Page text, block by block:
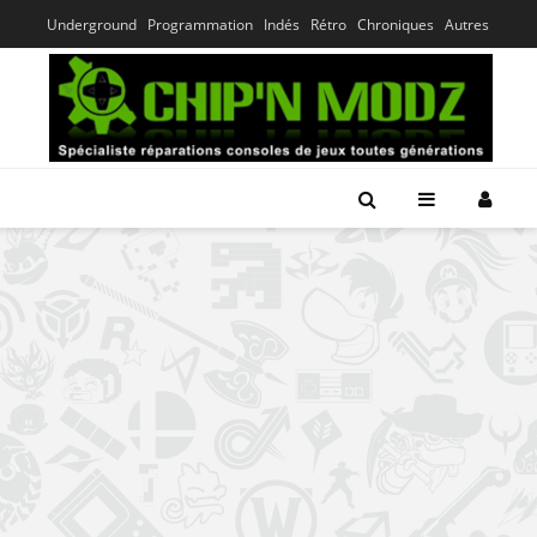
Underground Programmation Indés Rétro Chroniques Autres